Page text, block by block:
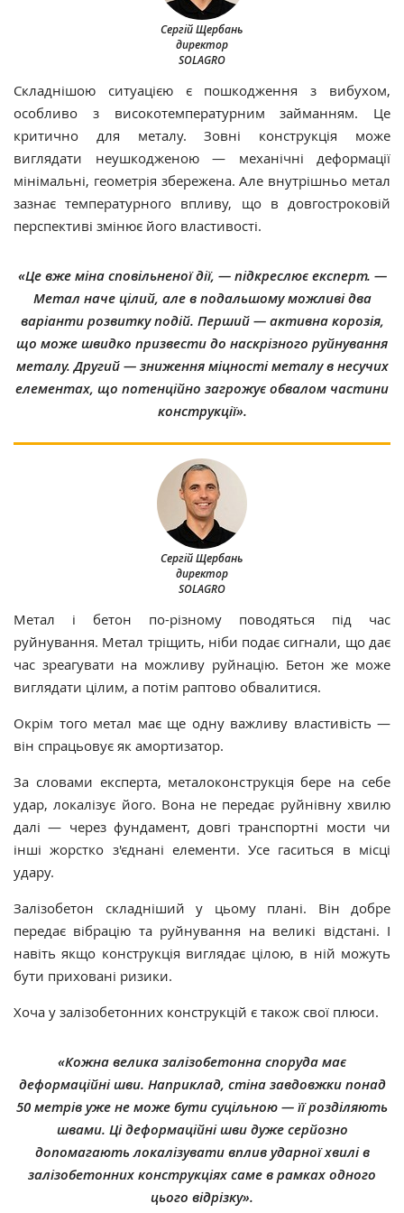
Сергій Щербань
директор
SOLAGRO
Складнішою ситуацією є пошкодження з вибухом,
особливо з високотемпературним займанням. Це
критично для металу. Зовні конструкція може
виглядати неушкодженою — механічні деформації
мінімальні, геометрія збережена. Але внутрішньо метал
зазнає температурного впливу, що в довгостроковій
перспективі змінює його властивості.
Сергій Щербань
директор
SOLAGRO
«Це вже міна сповільненої дії, — підкреслює експерт. —
Метал наче цілий, але в подальшому можливі два
варіанти розвитку подій. Перший — активна корозія,
що може швидко призвести до наскрізного руйнування
металу. Другий — зниження міцності металу в несучих
елементах, що потенційно загрожує обвалом частини
конструкції».
Метал і бетон по-різному поводяться під час
руйнування. Метал тріщить, ніби подає сигнали, що дає
час зреагувати на можливу руйнацію. Бетон же може
виглядати цілим, а потім раптово обвалитися.
Окрім того метал має ще одну важливу властивість —
він спрацьовує як амортизатор.
За словами експерта, металоконструкція бере на себе
удар, локалізує його. Вона не передає руйнівну хвилю
далі — через фундамент, довгі транспортні мости чи
інші жорстко з'єднані елементи. Усе гаситься в місці
удару.
Залізобетон складніший у цьому плані. Він добре
передає вібрацію та руйнування на великі відстані. І
навіть якщо конструкція виглядає цілою, в ній можуть
бути приховані ризики.
Хоча у залізобетонних конструкцій є також свої плюси.
«Кожна велика залізобетонна споруда має
деформаційні шви. Наприклад, стіна завдовжки понад
50 метрів уже не може бути суцільною — її розділяють
швами. Ці деформаційні шви дуже серйозно
допомагають локалізувати вплив ударної хвилі в
залізобетонних конструкціях саме в рамках одного
цього відрізку».